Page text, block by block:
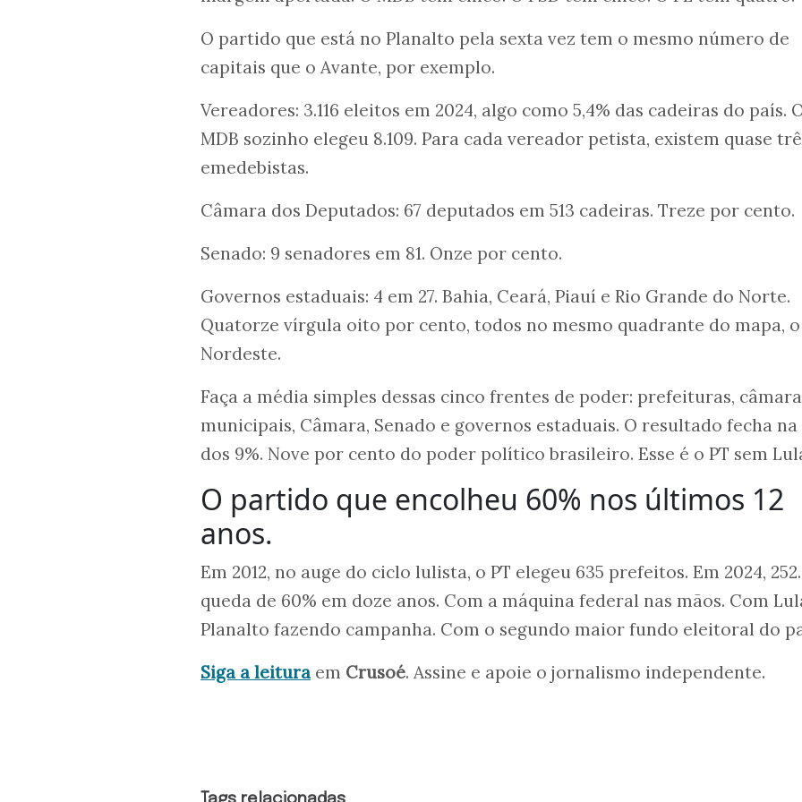
O partido que está no Planalto pela sexta vez tem o mesmo número de
capitais que o Avante, por exemplo.
Vereadores: 3.116 eleitos em 2024, algo como 5,4% das cadeiras do país.
MDB sozinho elegeu 8.109. Para cada vereador petista, existem quase
emedebistas.
Câmara dos Deputados: 67 deputados em 513 cadeiras. Treze por cento.
Senado: 9 senadores em 81. Onze por cento.
Governos estaduais: 4 em 27. Bahia, Ceará, Piauí e Rio Grande do Norte.
Quatorze vírgula oito por cento, todos no mesmo quadrante do mapa, o
Nordeste.
Faça a média simples dessas cinco frentes de poder: prefeituras,
municipais, Câmara, Senado e governos estaduais. O resultado fecha na
dos 9%. Nove por cento do poder político brasileiro. Esse é o PT sem
O partido que encolheu 60% nos últimos 12
anos.
Em 2012, no auge do ciclo lulista, o PT elegeu 635 prefeitos. Em 2024,
queda de 60% em doze anos. Com a máquina federal nas mãos. Com
Planalto fazendo campanha. Com o segundo maior fundo eleitoral do
Siga a leitura em Crusoé. Assine e apoie o jornalismo independente.